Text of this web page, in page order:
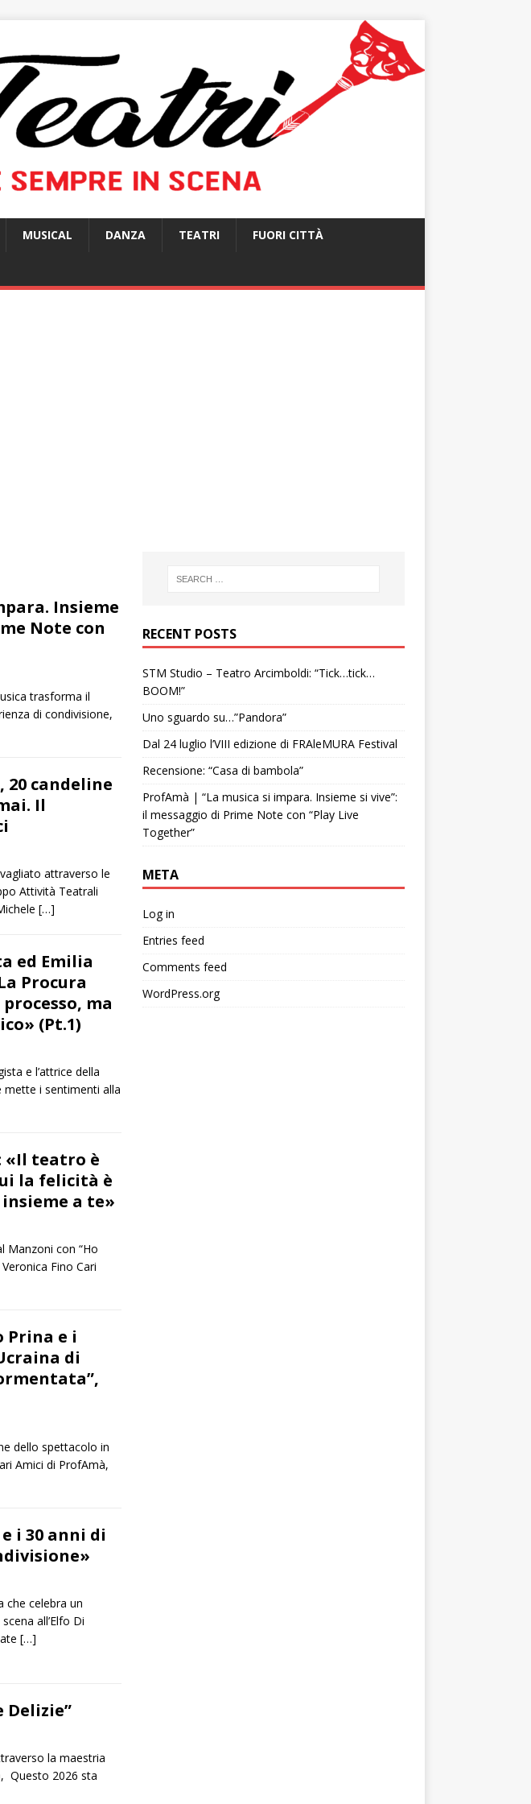
MUSICAL DANZA TEATRI FUORI CITTÀ
Insieme
Note con
trasforma il
di condivisione,
20 candeline
Il
attraverso le
Attività Teatrali
[…]
ed Emilia
Procura
processo, ma
(Pt.1)
e l’attrice della
mette i sentimenti alla
«Il teatro è
la felicità è
a te»
Manzoni con “Ho
Fino Cari
Prina e i
di
dello spettacolo in
Amici di ProfAmà,
i 30 anni di
che celebra un
all’Elfo Di
[…]
Delizie”
la maestria
Questo 2026 sta
RECENT POSTS
STM Studio – Teatro Arcimboldi: “Tick…tick…
BOOM!”
Uno sguardo su…”Pandora”
Dal 24 luglio l’VIII edizione di FRAleMURA Festival
Recensione: “Casa di bambola”
ProfAmà | “La musica si impara. Insieme si vive”:
il messaggio di Prime Note con “Play Live
Together”
META
Log in
Entries feed
Comments feed
WordPress.org